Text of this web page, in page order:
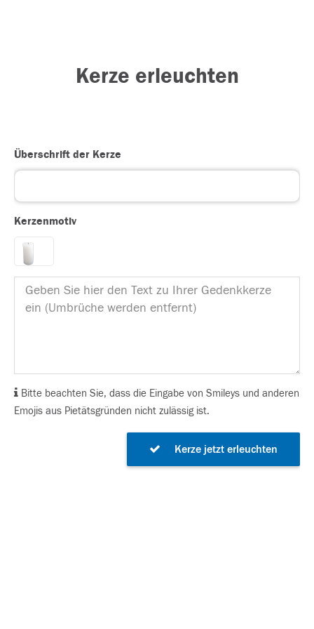
Kerze erleuchten
Überschrift der Kerze
Kerzenmotiv
Bitte beachten Sie, dass die Eingabe von Smileys und anderen
Emojis aus Pietätsgründen nicht zulässig ist.
Kerze jetzt erleuchten